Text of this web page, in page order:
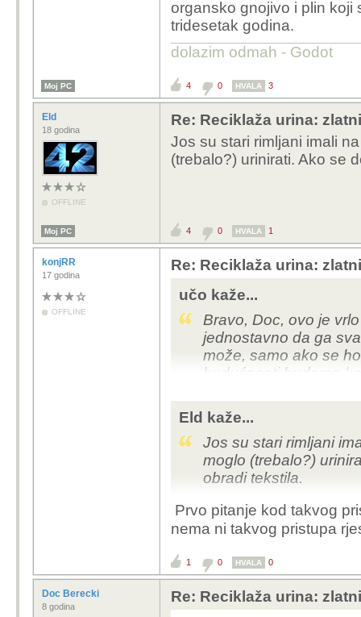
organsko gnojivo i plin koji
tridesetak godina.
dolazim odmah - Godot
Moj PC 4 0 HVALA 3
Eld
18 godina
OFFLINE
Re: Reciklaža urina:
Jos su stari rimljani imali
(trebalo?) urinirati. Ako se
Moj PC 4 0 HVALA 1
konjRR
17 godina
OFFLINE
Re: Reciklaža urina:
učo kaže...
Bravo, Doc, ovo je
jednostavno da ga
može, samo ako se
budućnosti budemo
prije puuno godina
sjećanju kako su
kojima je pisalo "dajte
velikim digestorima u
organsko gnojivo i
Eld kaže...
Jos su stari rimljani
moglo (trebalo?)
obradi tekstila.
Prvo pitanje kod takvog
nema ni takvog pristupa
1 0 HVALA 0
Doc Berecki
8 godina
Re: Reciklaža urina: